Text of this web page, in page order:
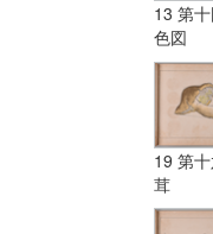
13 第
色図
19 第
茸